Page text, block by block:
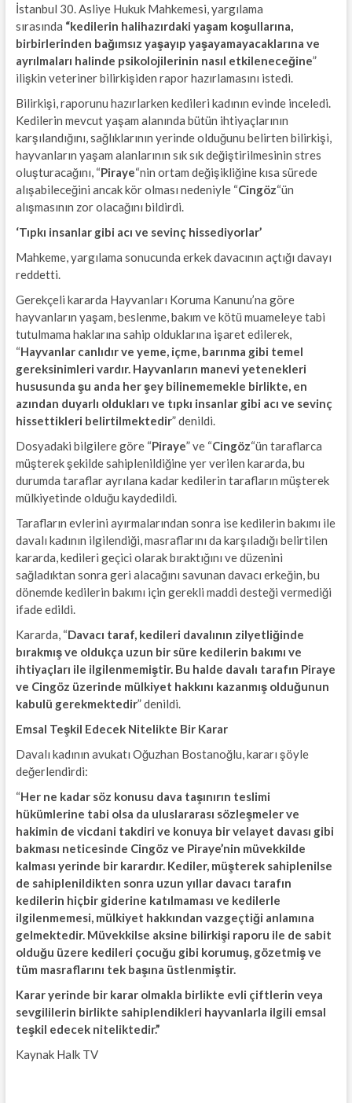
İstanbul 30. Asliye Hukuk Mahkemesi, yargılama
sırasında “kedilerin halihazırdaki yaşam koşullarına,
birbirlerinden bağımsız yaşayıp yaşayamayacaklarına ve
ayrılmaları halinde psikolojilerinin nasıl etkileneceğine”
ilişkin veteriner bilirkişiden rapor hazırlamasını istedi.
Bilirkişi, raporunu hazırlarken kedileri kadının evinde inceledi.
Kedilerin mevcut yaşam alanında bütün ihtiyaçlarının
karşılandığını, sağlıklarının yerinde olduğunu belirten bilirkişi,
hayvanların yaşam alanlarının sık sık değiştirilmesinin stres
oluşturacağını, “Piraye“nin ortam değişikliğine kısa sürede
alışabileceğini ancak kör olması nedeniyle “Cingöz“ün
alışmasının zor olacağını bildirdi.
‘Tıpkı insanlar gibi acı ve sevinç hissediyorlar’
Mahkeme, yargılama sonucunda erkek davacının açtığı davayı
reddetti.
Gerekçeli kararda Hayvanları Koruma Kanunu’na göre
hayvanların yaşam, beslenme, bakım ve kötü muameleye tabi
tutulmama haklarına sahip olduklarına işaret edilerek,
“Hayvanlar canlıdır ve yeme, içme, barınma gibi temel
gereksinimleri vardır. Hayvanların manevi yetenekleri
hususunda şu anda her şey bilinememekle birlikte, en
azından duyarlı oldukları ve tıpkı insanlar gibi acı ve sevinç
hissettikleri belirtilmektedir” denildi.
Dosyadaki bilgilere göre “Piraye” ve “Cingöz“ün taraflarca
müşterek şekilde sahiplenildiğine yer verilen kararda, bu
durumda taraflar ayrılana kadar kedilerin tarafların müşterek
mülkiyetinde olduğu kaydedildi.
Tarafların evlerini ayırmalarından sonra ise kedilerin bakımı ile
davalı kadının ilgilendiği, masraflarını da karşıladığı belirtilen
kararda, kedileri geçici olarak bıraktığını ve düzenini
sağladıktan sonra geri alacağını savunan davacı erkeğin, bu
dönemde kedilerin bakımı için gerekli maddi desteği vermediği
ifade edildi.
Kararda, “Davacı taraf, kedileri davalının zilyetliğinde
bırakmış ve oldukça uzun bir süre kedilerin bakımı ve
ihtiyaçları ile ilgilenmemiştir. Bu halde davalı tarafın Piraye
ve Cingöz üzerinde mülkiyet hakkını kazanmış olduğunun
kabulü gerekmektedir” denildi.
Emsal Teşkil Edecek Nitelikte Bir Karar
Davalı kadının avukatı Oğuzhan Bostanoğlu, kararı şöyle
değerlendirdi:
“Her ne kadar söz konusu dava taşınırın teslimi
hükümlerine tabi olsa da uluslararası sözleşmeler ve
hakimin de vicdani takdiri ve konuya bir velayet davası gibi
bakması neticesinde Cingöz ve Piraye’nin müvekkilde
kalması yerinde bir karardır. Kediler, müşterek sahiplenilse
de sahiplenildikten sonra uzun yıllar davacı tarafın
kedilerin hiçbir giderine katılmaması ve kedilerle
ilgilenmemesi, mülkiyet hakkından vazgeçtiği anlamına
gelmektedir. Müvekkilse aksine bilirkişi raporu ile de sabit
olduğu üzere kedileri çocuğu gibi korumuş, gözetmiş ve
tüm masraflarını tek başına üstlenmiştir.
Karar yerinde bir karar olmakla birlikte evli çiftlerin veya
sevgililerin birlikte sahiplendikleri hayvanlarla ilgili emsal
teşkil edecek niteliktedir.”
Kaynak Halk TV